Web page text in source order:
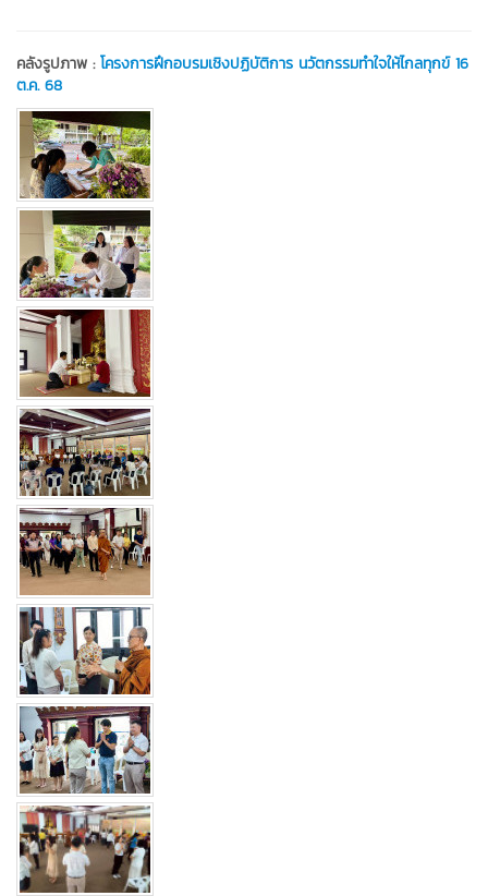
คลังรูปภาพ :โครงการฝึกอบรมเชิงปฏิบัติการ นวัตกรรมทำใจให้ไกลทุกข์ 16
ต.ค. 68